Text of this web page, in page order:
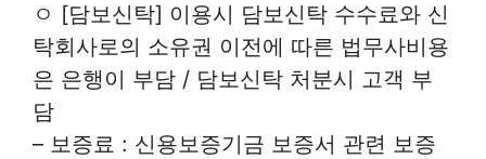
ㅇ [담보신탁] 이용시 담보신탁 수수료와 신
탁회사로의 소유권 이전에 따른 법무사비용
은 은행이 부담 / 담보신탁 처분시 고객 부
담
– 보증료 : 신용보증기금 보증서 관련 보증